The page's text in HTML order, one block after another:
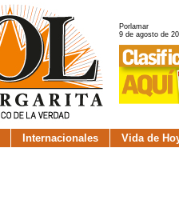
Porlamar
9 de agosto de
Internacionales Vida de